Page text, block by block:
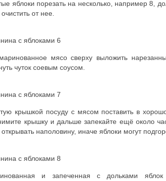
яблоки порезать на несколько, например 8,
от нее.
мясо сверху выложить
чуток соевым соусом.
крышкой посуду с мясом поставить в
крышку и дальше запекайте ещё около
наполовину, иначе яблоки могут
и запеченная с дольками